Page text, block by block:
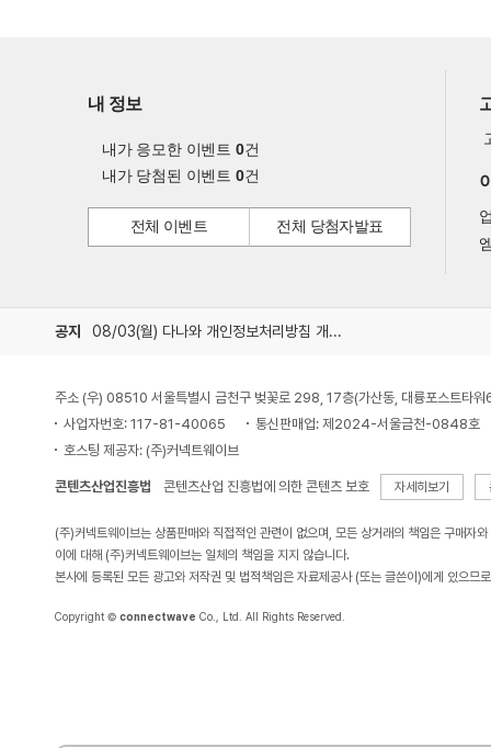
내 정보
내가 응모한 이벤트 0건
내가 당첨된 이벤트 0건
전체 이벤트 전체 당첨자발표
공지 08/03(월) 다나와 개인정보처리방침 개정 안내
주소 (우) 08510 서울특별시 금천구 벚꽃로 298, 17층(가산동, 대륭포스트타워
사업자번호: 117-81-40065
통신판매업: 제2024-서울금천-0848호
호스팅 제공자: (주)커넥트웨이브
콘텐츠산업진흥법 콘텐츠산업 진흥법에 의한 콘텐츠 보호 자세히보기
(주)커넥트웨이브는 상품판매와 직접적인 관련이 없으며, 모든 상거래의 책임은 구매자
이에 대해 (주)커넥트웨이브는 일체의 책임을 지지 않습니다.
본사에 등록된 모든 광고와 저작권 및 법적책임은 자료제공사 (또는 글쓴이)에게 있으므
Copyright © connectwave Co., Ltd. All Rights Reserved.